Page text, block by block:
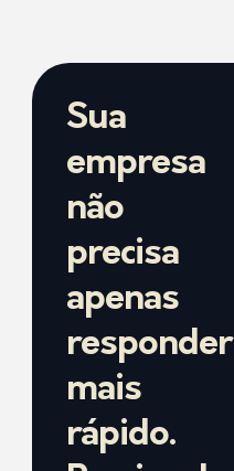
Sua
empresa
não
precisa
apenas
responder
mais
rápido.